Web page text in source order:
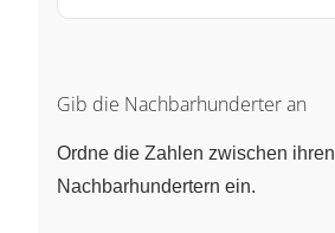
332
Gib die Nachbarhunderter an
Ordne die Zahlen zwischen ihren
Nachbarhundertern ein.